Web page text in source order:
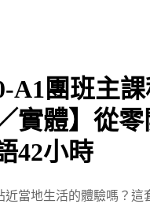
A1團班主
實體】從
42小時
近當地生活的體驗嗎？這